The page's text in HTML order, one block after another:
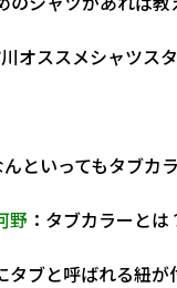
オススメシャツス
んといってもタブカラ
野 ：タブカラーとは
タブと呼ばれる紐